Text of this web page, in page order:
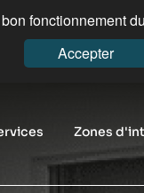
fonctionnement
Accepter
Zones